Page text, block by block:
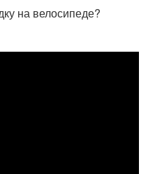
на велосипеде?